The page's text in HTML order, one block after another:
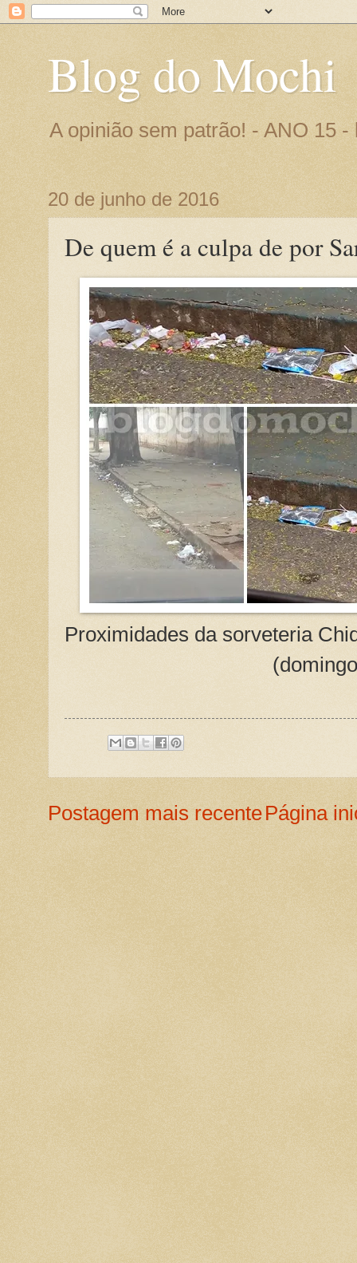
Blog do Mochi
A opinião sem patrão! - ANO 15
20 de junho de 2016
De quem é a culpa de por
Proximidades da sorveteria
Postagem mais recentePágina